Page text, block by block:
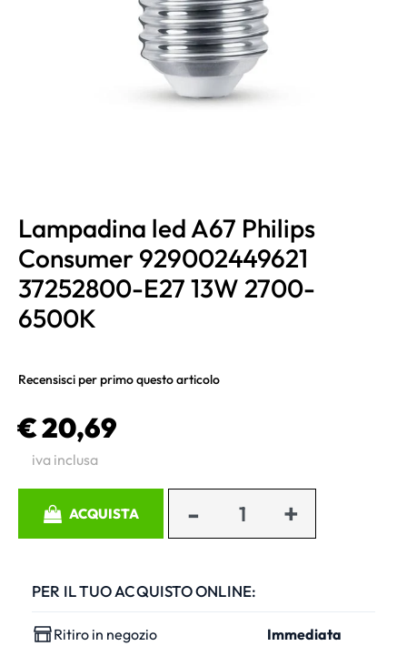
Lampadina led A67 Philips
Consumer 929002449621
37252800-E27 13W 2700-
6500K
Recensisci per primo questo articolo
€ 20,69
iva inclusa
ACQUISTA
PER IL TUO ACQUISTO ONLINE:
Ritiro in negozio
Immediata